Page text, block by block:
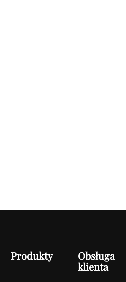
Produkty
Obsługa
klienta